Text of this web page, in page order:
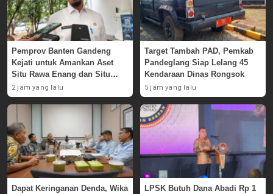
Pemprov Banten Gandeng
Kejati untuk Amankan Aset
Situ Rawa Enang dan Situ
Rawa Pasaraut
2 jam yang lalu
Target Tambah PAD, Pemkab
Pandeglang Siap Lelang 45
Kendaraan Dinas Rongsok
5 jam yang lalu
Dapat Keringanan Denda, Wika
LPSK Butuh Dana Abadi Rp 1